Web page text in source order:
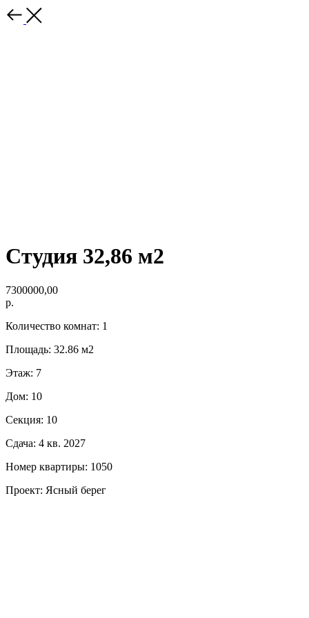
Студия 32,86 м2
7300000,00
р.
Количество комнат: 1
Площадь: 32.86 м2
Этаж: 7
Дом: 10
Секция: 10
Сдача: 4 кв. 2027
Номер квартиры: 1050
Проект: Ясный берег